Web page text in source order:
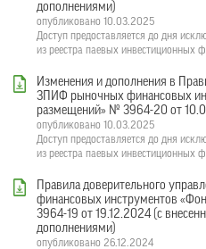
дополнениями)
опубликовано 10.03.2025
Доступ предоставляется до дня
из реестра паевых инвестиционных
Изменения и дополнения в
ЗПИФ рыночных финансовых
размещений» № 3964-20 от
опубликовано 10.03.2025
Доступ предоставляется до дня
из реестра паевых инвестиционных
Правила доверительного
финансовых инструментов
3964-19 от 19.12.2024 (с
дополнениями)
опубликовано 26.12.2024